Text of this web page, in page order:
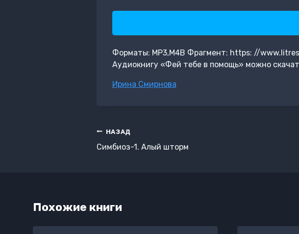
Форматы: MP3,M4B Фрагмент: https: //
Аудиокнигу «Фей тебе в помощь» можно
Метки
Ирина Смирнова
Навигация
по
НАЗАД
Симбиоз-1. Алый шторм
Похожие книги